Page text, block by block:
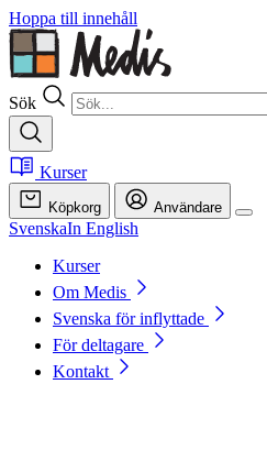
Hoppa till innehåll
Sök
Kurser
Köpkorg Användare
SvenskaIn English
Kurser
Om Medis
Svenska för inflyttade
För deltagare
Kontakt